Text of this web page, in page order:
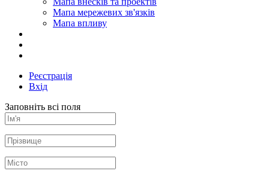
Мапа мережевих зв'язків
Мапа впливу
Реєстрація
Вхід
Заповніть всі поля